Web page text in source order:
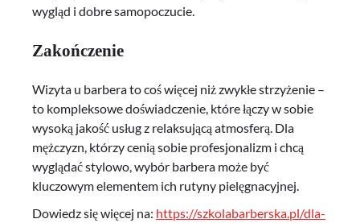
wygląd i dobre samopoczucie.
Zakończenie
Wizyta u barbera to coś więcej niż zwykłe strzyżenie –
to kompleksowe doświadczenie, które łączy w sobie
wysoką jakość usług z relaksującą atmosferą. Dla
mężczyzn, którzy cenią sobie profesjonalizm i chcą
wyglądać stylowo, wybór barbera może być
kluczowym elementem ich rutyny pielęgnacyjnej.
Dowiedz się więcej na: https://szkolabarberska.pl/dla-